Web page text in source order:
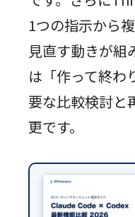
1つの指示から
見直す動きが組
は「作って終わ
要な比較検討と
更です。